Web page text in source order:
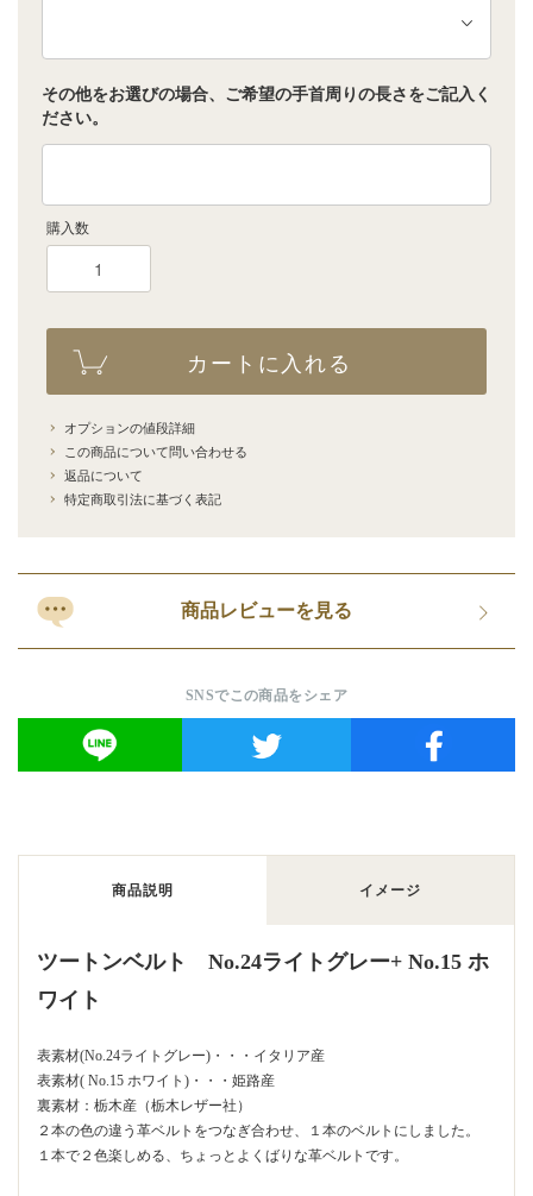
その他をお選びの場合、ご希望の手首周りの長さをご記入く
ださい。
購入数
カートに入れる
オプションの値段詳細
この商品について問い合わせる
返品について
特定商取引法に基づく表記
商品レビューを見る
SNSでこの商品をシェア
商品説明 イメージ
ツートンベルト No.24ライトグレー+ No.15 ホ
ワイト
表素材(No.24ライトグレー)・・・イタリア産
表素材( No.15 ホワイト)・・・姫路産
裏素材：栃木産（栃木レザー社）
２本の色の違う革ベルトをつなぎ合わせ、１本のベルトにしました。
１本で２色楽しめる、ちょっとよくばりな革ベルトです。